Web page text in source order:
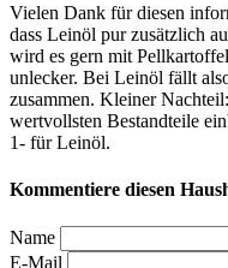
Vielen Dank für diesen
dass Leinöl pur zusätzlich
wird es gern mit
unlecker. Bei Leinöl fällt
zusammen. Kleiner
wertvollsten Bestandteile
1- für Leinöl.
Kommentiere diesen
Name
E-Mail